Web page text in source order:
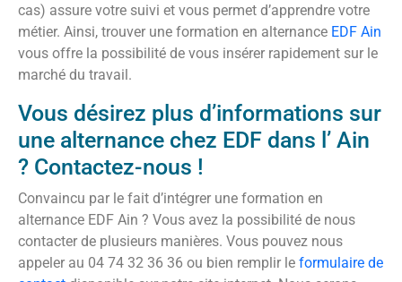
cas) assure votre suivi et vous permet d’apprendre votre
métier. Ainsi, trouver une formation en alternance EDF Ain
vous offre la possibilité de vous insérer rapidement sur le
marché du travail.
Vous désirez plus d’informations sur
une alternance chez EDF dans l’ Ain
? Contactez-nous !
Convaincu par le fait d’intégrer une formation en
alternance EDF Ain ? Vous avez la possibilité de nous
contacter de plusieurs manières. Vous pouvez nous
appeler au 04 74 32 36 36 ou bien remplir le formulaire de